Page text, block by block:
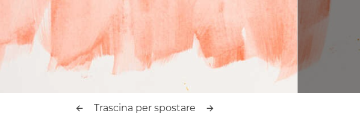
Trascina per spostare